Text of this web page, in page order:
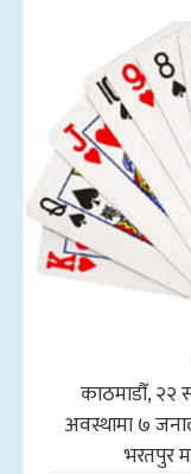
काठमाडौँ, २२
अवस्थामा ७
भरतपुर